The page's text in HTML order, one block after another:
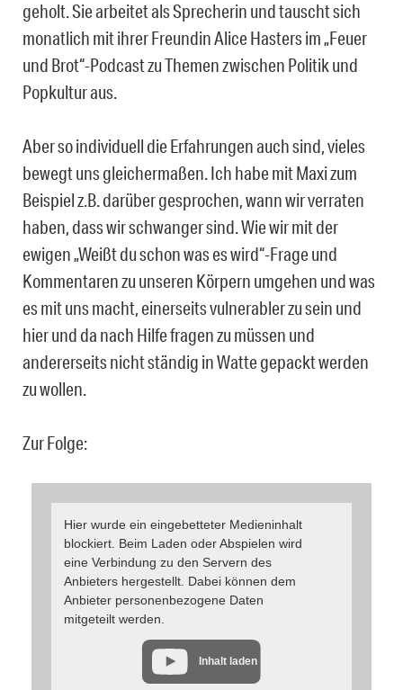
geholt. Sie arbeitet als Sprecherin und tauscht sich
monatlich mit ihrer Freundin Alice Hasters im „Feuer
und Brot“-Podcast zu Themen zwischen Politik und
Popkultur aus.
Aber so individuell die Erfahrungen auch sind, vieles
bewegt uns gleichermaßen. Ich habe mit Maxi zum
Beispiel z.B. darüber gesprochen, wann wir verraten
haben, dass wir schwanger sind. Wie wir mit der
ewigen „Weißt du schon was es wird“-Frage und
Kommentaren zu unseren Körpern umgehen und was
es mit uns macht, einerseits vulnerabler zu sein und
hier und da nach Hilfe fragen zu müssen und
andererseits nicht ständig in Watte gepackt werden
zu wollen.
Zur Folge:
Hier wurde ein eingebetteter Medieninhalt
blockiert. Beim Laden oder Abspielen wird
eine Verbindung zu den Servern des
Anbieters hergestellt. Dabei können dem
Anbieter personenbezogene Daten
mitgeteilt werden.
Inhalt laden